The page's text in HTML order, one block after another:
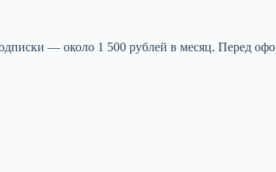
— около 1 500 рублей в месяц. Перед